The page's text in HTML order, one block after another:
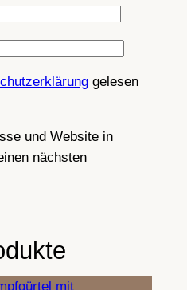
gelesen
und Website in
nächsten